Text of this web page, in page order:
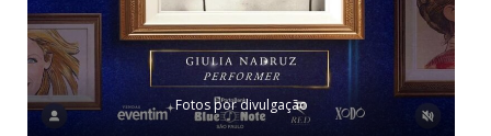
Fotos por divulgação